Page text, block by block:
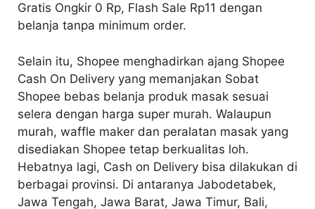
Gratis Ongkir 0 Rp, Flash Sale Rp11 dengan
belanja tanpa minimum order.
Selain itu, Shopee menghadirkan ajang Shopee
Cash On Delivery yang memanjakan Sobat
Shopee bebas belanja produk masak sesuai
selera dengan harga super murah. Walaupun
murah, waffle maker dan peralatan masak yang
disediakan Shopee tetap berkualitas loh.
Hebatnya lagi, Cash on Delivery bisa dilakukan di
berbagai provinsi. Di antaranya Jabodetabek,
Jawa Tengah, Jawa Barat, Jawa Timur, Bali,